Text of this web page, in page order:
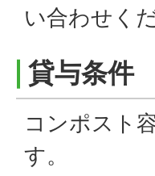
い合わせく
貸与条件
コンポスト
す。